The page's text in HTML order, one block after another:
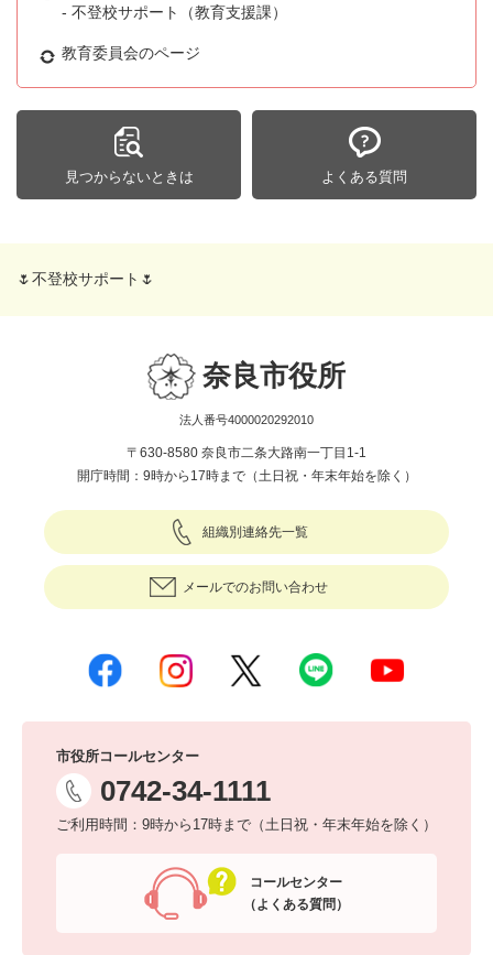
- 不登校サポート（教育支援課）
教育委員会のページ
見つからないときは よくある質問
🌷不登校サポート🌷
奈良市役所
法人番号4000020292010
〒630-8580 奈良市二条大路南一丁目1-1
開庁時間：9時から17時まで（土日祝・年末年始を除く）
組織別連絡先一覧
メールでのお問い合わせ
市役所コールセンター
0742-34-1111
ご利用時間：9時から17時まで（土日祝・年末年始を除く）
コールセンター
（よくある質問）